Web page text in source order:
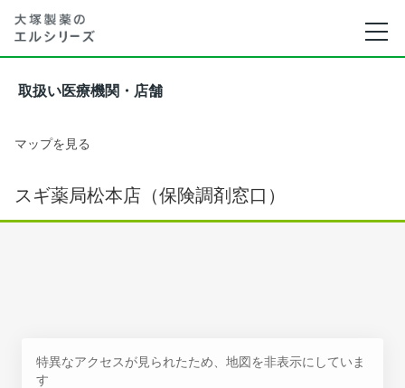
取扱い医療機関・店舗
マップを見る
スギ薬局松本店（保険調剤窓口）
特異なアクセスが見られたため、地図を非表示にしていま
す